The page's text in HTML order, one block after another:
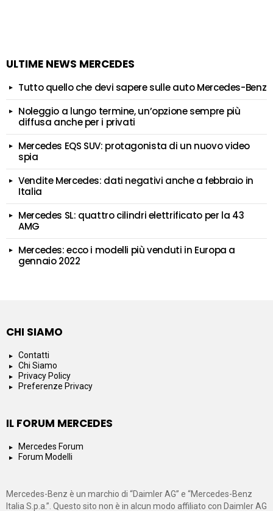
ULTIME NEWS MERCEDES
Tutto quello che devi sapere sulle auto Mercedes-Benz
Noleggio a lungo termine, un’opzione sempre più
diffusa anche per i privati
Mercedes EQS SUV: protagonista di un nuovo video
spia
Vendite Mercedes: dati negativi anche a febbraio in
Italia
Mercedes SL: quattro cilindri elettrificato per la 43
AMG
Mercedes: ecco i modelli più venduti in Europa a
gennaio 2022
CHI SIAMO
Contatti
Chi Siamo
Privacy Policy
Preferenze Privacy
IL FORUM MERCEDES
Mercedes Forum
Forum Modelli
Mercedes-Benz è un marchio di “Daimler AG” e “Mercedes-Benz
Italia S.p.a.”. Questo sito non è in alcun modo affiliato con Daimler AG